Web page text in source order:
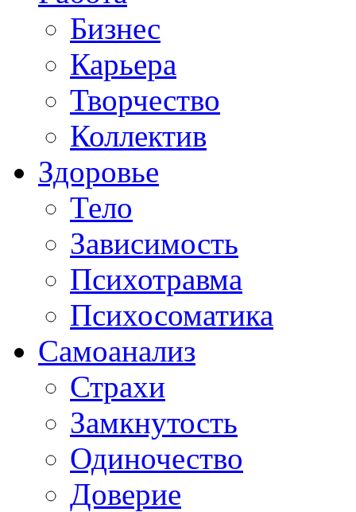
Бизнес
Карьера
Творчество
Коллектив
Здоровье
Тело
Зависимость
Психотравма
Психосоматика
Самоанализ
Страхи
Замкнутость
Одиночество
Доверие